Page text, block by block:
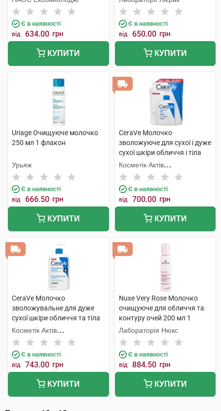
Є в наявності
від 634.00 грн
КУПИТИ
Є в наявності
від 650.00 грн
КУПИТИ
Uriage Очищуюче молочко
250 мл 1 флакон
Урьяж
Є в наявності
від 666.50 грн
КУПИТИ
CeraVe Молочко
зволожуюче для сухої і дуже
сухої шкіри обличчя і тіла
473 мл 1 пакет
Косметік Актів
Інтернаціональ
Є в наявності
від 700.00 грн
КУПИТИ
CeraVe Молочко
зволожувальне для дуже
сухої шкіри обличчя та тіла
473 мл 1 флакон
Косметік Актів
Інтернаціональ
Є в наявності
від 743.00 грн
КУПИТИ
Nuxe Very Rose Молочко
очищуюче для обличчя та
контуру очей 200 мл 1
флакон
Лабораторія Нюкс
Є в наявності
від 884.50 грн
КУПИТИ